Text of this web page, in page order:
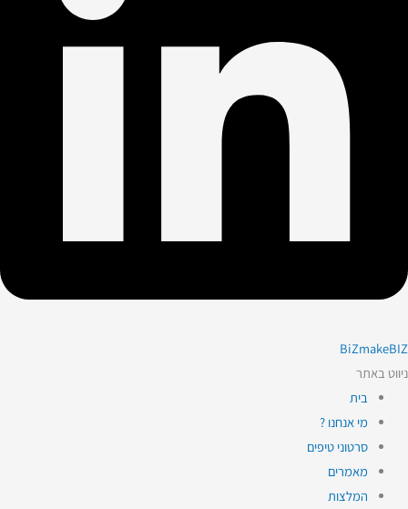
BiZmakeBIZ
ניווט באתר
בית
מי אנחנו ?
סרטוני טיפים
מאמרים
המלצות